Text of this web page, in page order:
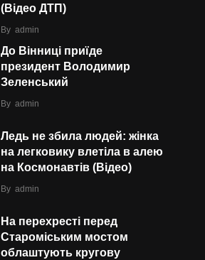
(Відео ДТП)
By admin
До Вінниці приїде
президент Володимир
Зеленський
By admin
Ледь не збила людей: жінка
на легковику влетіла в алею
на Космонавтів (Відео)
By admin
На перехресті перед
Староміським мостом
облаштують кругову